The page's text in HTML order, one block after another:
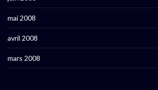
mai 2008
avril 2008
mars 2008